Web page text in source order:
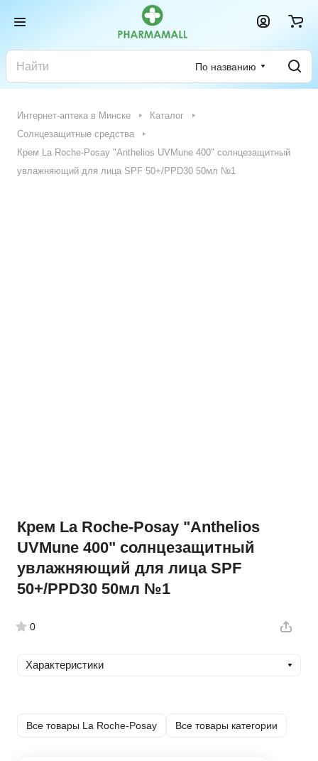
По названию
Интернет-аптека в Минске
Каталог
Солнцезащитные средства
Крем La Roche-Posay "Anthelios UVMune 400" солнцезащитный
увлажняющий для лица SPF 50+/PPD30 50мл №1
Крем La Roche-Posay "Anthelios
UVMune 400" солнцезащитный
увлажняющий для лица SPF
50+/PPD30 50мл №1
0
Характеристики
Все товары La Roche-Posay Все товары категории